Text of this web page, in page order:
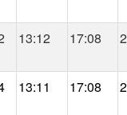
13:12 17:08
13:11 17:08